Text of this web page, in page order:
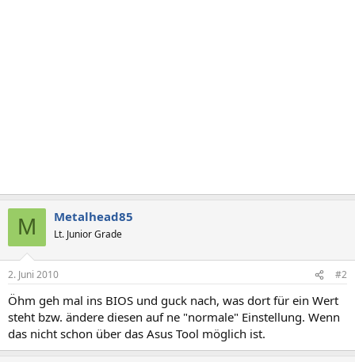
M Metalhead85
Lt. Junior Grade
2. Juni 2010 #2
Öhm geh mal ins BIOS und guck nach, was dort für ein Wert
steht bzw. ändere diesen auf ne "normale" Einstellung. Wenn
das nicht schon über das Asus Tool möglich ist.